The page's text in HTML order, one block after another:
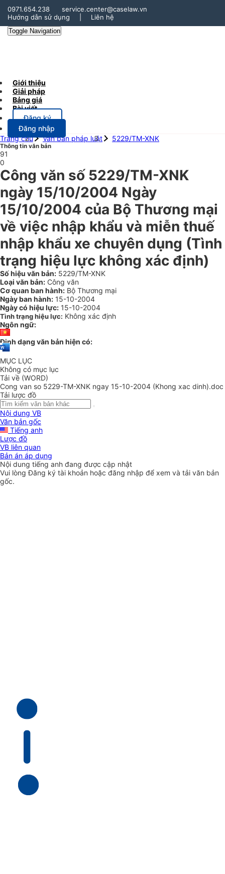
0971.654.238
service.center@caselaw.vn
Hướng dẫn sử dụng
Liên hệ
Toggle Navigation
Giới thiệu
Giải pháp
Bảng giá
Bài viết
Đăng ký
Đăng nhập
Trang chủ
Văn bản pháp luật 5229/TM-XNK
Thông tin văn bản
91
0
Công văn số 5229/TM-XNK
ngày 15/10/2004 Ngày
15/10/2004 của Bộ Thương mại
về việc nhập khẩu và miễn thuế
nhập khẩu xe chuyên dụng (Tình
trạng hiệu lực không xác định)
Số hiệu văn bản: 5229/TM-XNK
Loại văn bản: Công văn
Cơ quan ban hành: Bộ Thương mại
Ngày ban hành: 15-10-2004
Ngày có hiệu lực: 15-10-2004
Tình trạng hiệu lực: Không xác định
Ngôn ngữ:
Định dạng văn bản hiện có:
MỤC LỤC
Không có mục lục
Tải về (WORD)
Cong van so 5229-TM-XNK ngay 15-10-2004 (Khong xac dinh).doc
Tải lược đồ
Nội dung VB
Văn bản gốc
Tiếng anh
Lược đồ
VB liên quan
Bản án áp dụng
Nội dung tiếng anh đang được cập nhật
Vui lòngĐăng ký tài khoản hoặc đăng nhập để xem và tải văn bản
gốc.